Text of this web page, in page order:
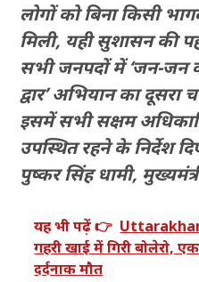
लोगों को बिना किसी
मिली, यही सुशासन की
सभी जनपदों में ‘जन-
द्वार’ अभियान का दूसरा
इसमें सभी सक्षम
उपस्थित रहने के निर्देश
पुष्कर सिंह धामी,
यह भी पढ़ें 👉
गहरी खाई में गिरी बोलेरो,
दर्दनाक मौत